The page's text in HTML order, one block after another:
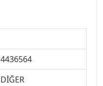
4436564
DİĞER